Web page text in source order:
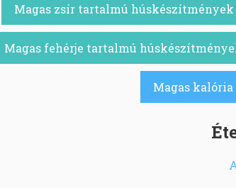
Magas zsír tartalmú húskészítmények
Magas fehérje tartalmú
Magas